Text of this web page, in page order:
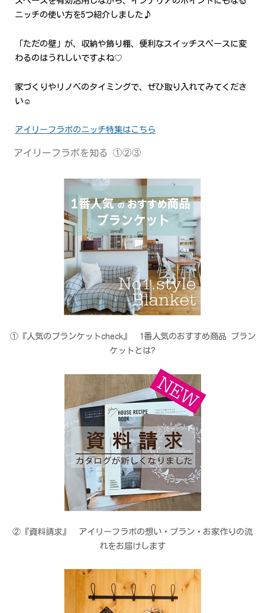
ニッチの使い方を5つ紹介しました♪
「ただの壁」が、収納や飾り棚、便利なスイッチスペースに変
わるのはうれしいですよね♡
家づくりやリノベのタイミングで、ぜひ取り入れてみてくださ
い☺️
アイリーフラボのニッチ特集はこちら
アイリーフラボを知る ①②③
①『人気のブランケットcheck』 1番人気のおすすめ商品 ブラン
ケットとは?
②『資料請求』 アイリーフラボの想い・プラン・お家作りの流
れをお届けします